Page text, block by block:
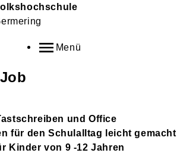
Menü
und Office
für den Schulalltag leicht gemacht
Kinder von 9 -12 Jahren